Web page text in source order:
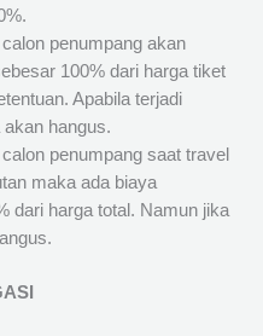
penumpang akan
100% dari harga tiket
Apabila terjadi
hangus.
penumpang saat travel
maka ada biaya
dari harga total. Namun jika